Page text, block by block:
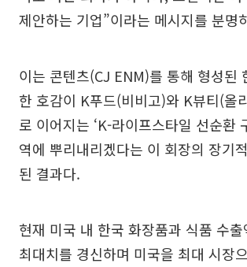
제안하는 기업”이라는 메시지를 분명
이는 콘텐츠(CJ ENM)를 통해 형성된
한 호감이 K푸드(비비고)와 K뷰티(올
로 이어지는 ‘K-라이프스타일 선순환
역에 뿌리내리겠다는 이 회장의 장기
된 결과다.
현재 미국 내 한국 화장품과 식품 수
최대치를 경신하며 미국을 최대 시장